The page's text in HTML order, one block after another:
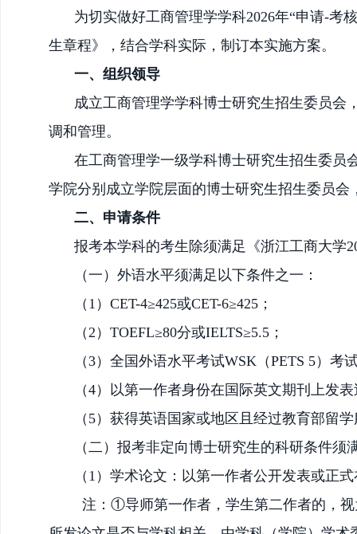
为切实做好工商管理学学科2026年“申请-考
生章程》，结合学科实际，制订本实施方案。
一、组织领导
成立工商管理学学科博士研究生招生委员会
调和管理。
在工商管理学一级学科博士研究生招生委员
学院分别成立学院层面的博士研究生招生委员
二、申请条件
报考本学科的考生除须满足《浙江工商大学
（一）外语水平须满足以下条件之一：
（ 1）CET-4≥425或CET-6≥425；
（2）TOEFL≥80分或IELTS≥5.5；
（3）全国外语水平考试WSK（PETS 5）考
（4）以第一作者身份在国际英文期刊上发
（ 5）获得英语国家或地区且经过教育部留
（二）报考非定向博士研究生的科研条件须
（ 1）学术论文：以第一作者公开发表或正
注： ①导师第一作者，学生第二作者的，